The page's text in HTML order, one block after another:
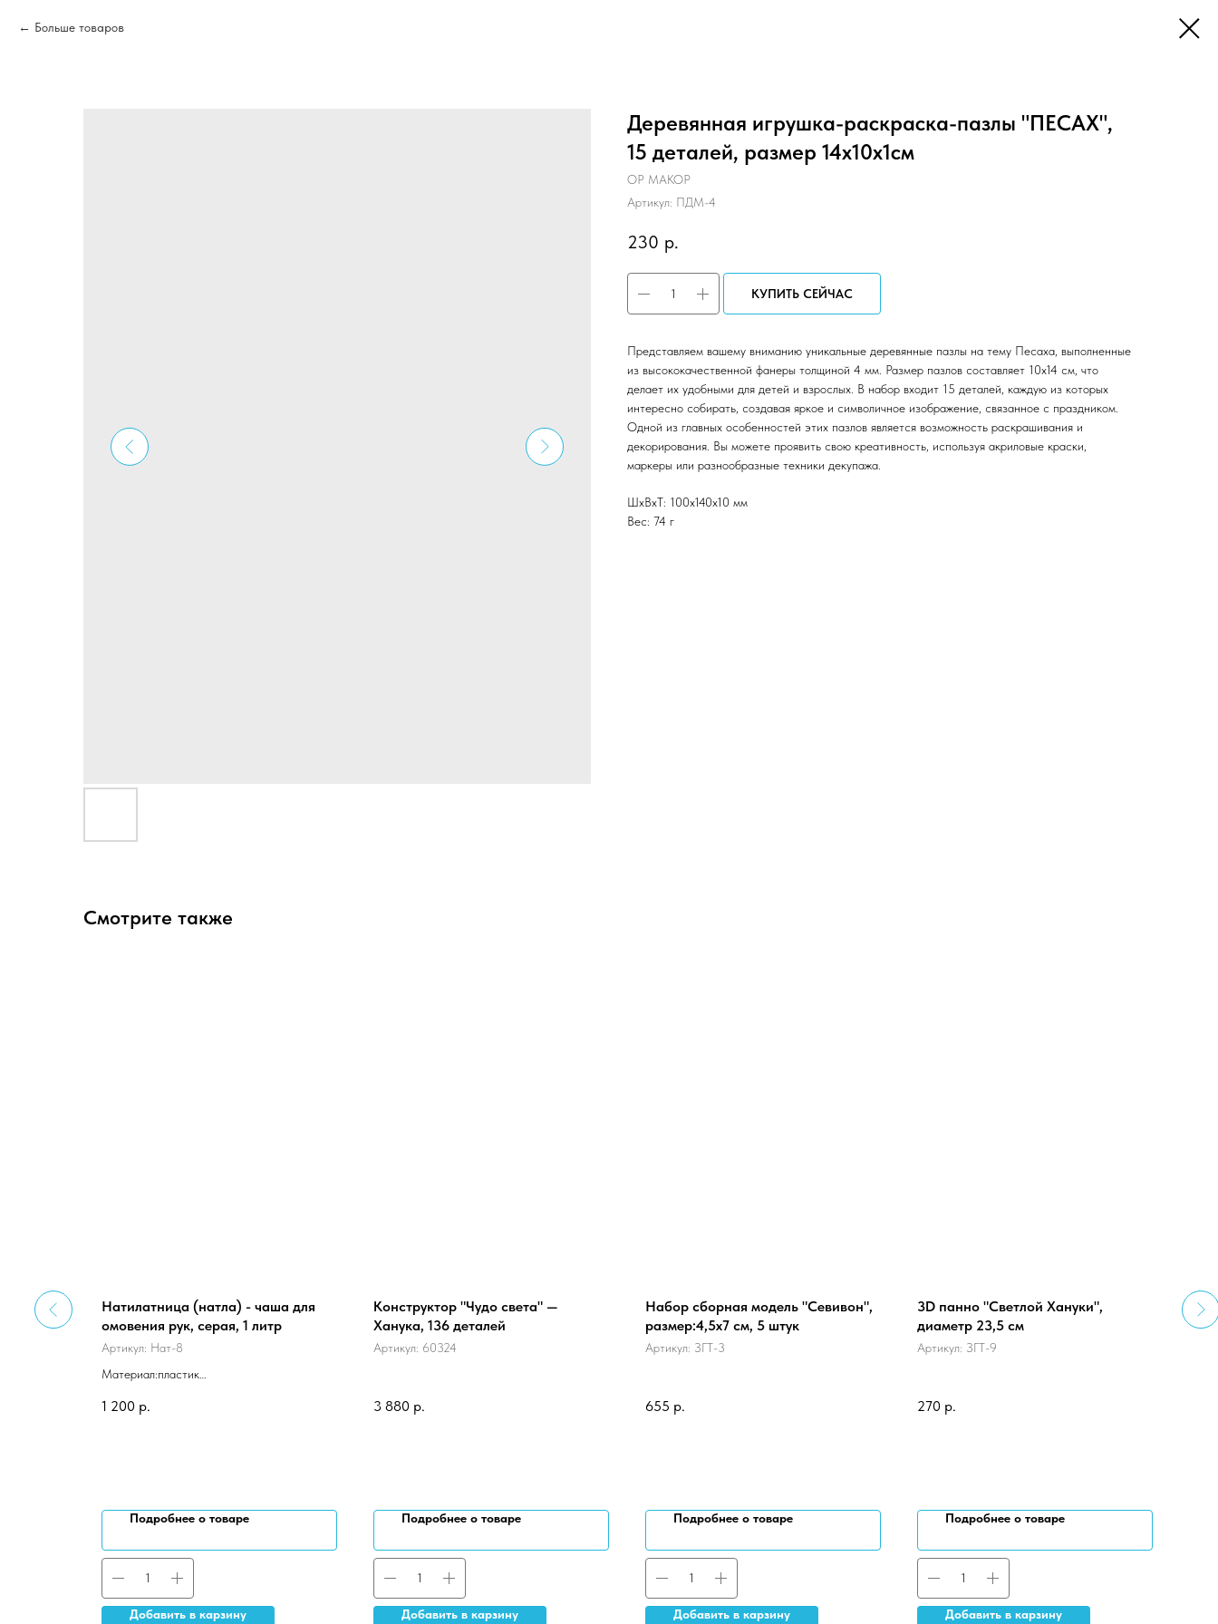
Больше товаров
Деревянная игрушка-раскраска-пазлы "ПЕСАХ",
15 деталей, размер 14х10х1см
ОР МАКОР
Артикул: ПДМ-4
230 р.
КУПИТЬ СЕЙЧАС
Представляем вашему вниманию уникальные деревянные пазлы на тему Песаха, выполненные
из высококачественной фанеры толщиной 4 мм. Размер пазлов составляет 10х14 см, что
делает их удобными для детей и взрослых. В набор входит 15 деталей, каждую из которых
интересно собирать, создавая яркое и символичное изображение, связанное с праздником.
Одной из главных особенностей этих пазлов является возможность раскрашивания и
декорирования. Вы можете проявить свою креативность, используя акриловые краски,
маркеры или разнообразные техники декупажа.
ШxВxТ: 100x140x10 мм
Вес: 74 г
Смотрите также
20
Натилатница (натла) - чаша для
омовения рук, серая, 1 литр
Артикул: Нат-8
Материал:пластик
Объем 1 литр
1 200 р.
Подробнее о товаре
Добавить в карзину
Конструктор "Чудо света" —
Ханука, 136 деталей
Артикул: 60324
3 880 р.
Подробнее о товаре
Добавить в карзину
Набор сборная модель "Севивон",
размер:4,5х7 см, 5 штук
Артикул: ЗГТ-3
655 р.
Подробнее о товаре
Добавить в карзину
3D панно "Светлой Хануки",
диаметр 23,5 см
Артикул: ЗГТ-9
270 р.
Подробнее о товаре
Добавить в карзину